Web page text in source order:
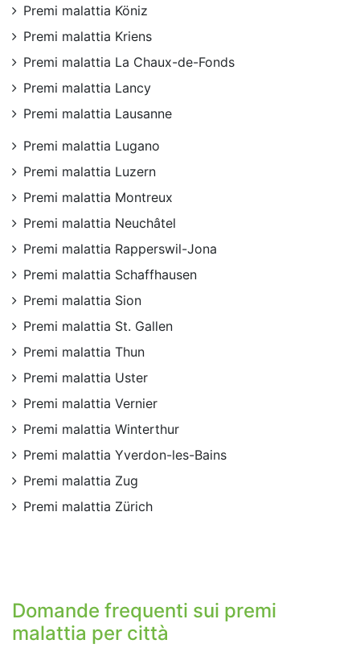
Premi malattia Köniz
Premi malattia Kriens
Premi malattia La Chaux-de-Fonds
Premi malattia Lancy
Premi malattia Lausanne
Premi malattia Lugano
Premi malattia Luzern
Premi malattia Montreux
Premi malattia Neuchâtel
Premi malattia Rapperswil-Jona
Premi malattia Schaffhausen
Premi malattia Sion
Premi malattia St. Gallen
Premi malattia Thun
Premi malattia Uster
Premi malattia Vernier
Premi malattia Winterthur
Premi malattia Yverdon-les-Bains
Premi malattia Zug
Premi malattia Zürich
Domande frequenti sui premi
malattia per città